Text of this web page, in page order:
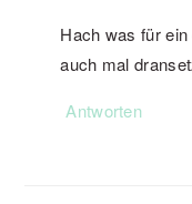
Hach was für
auch mal
Antworten